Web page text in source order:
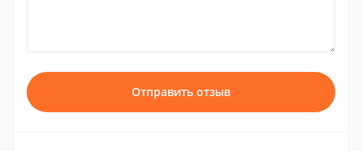
Отправить отзыв